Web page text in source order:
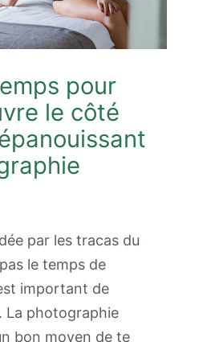
pour
le côté
par les tracas du
le temps de
important de
La photographie
bon moyen de te